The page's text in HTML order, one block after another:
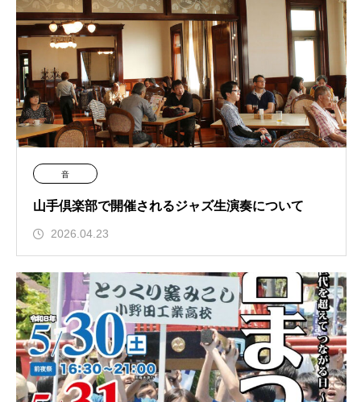
音
山手倶楽部で開催されるジャズ生演奏について
2026.04.23